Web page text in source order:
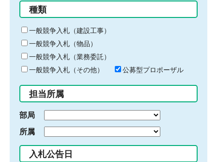
る
キ
ー
ワ
ー
ド
入
力
種類
一般競争入札（建設工事）
一般競争入札（物品）
一般競争入札（業務委託）
一般競争入札（その他）
公募型プロポーザル
担当所属
部局
所属
入札公告日